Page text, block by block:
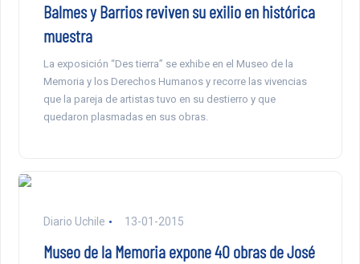
Balmes y Barrios reviven su exilio en histórica
muestra
La exposición “Des tierra” se exhibe en el Museo de la
Memoria y los Derechos Humanos y recorre las vivencias
que la pareja de artistas tuvo en su destierro y que
quedaron plasmadas en sus obras.
Diario Uchile 13-01-2015
Museo de la Memoria expone 40 obras de José